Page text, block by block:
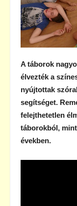
A táborok
élvezték a
nyújtottak
segítséget.
felejthetetlen
táborokból,
években.